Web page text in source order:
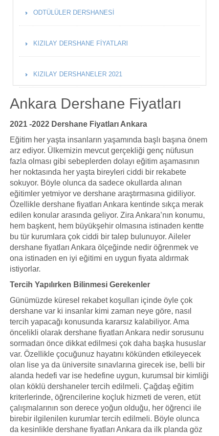
ODTÜLÜLER DERSHANESI
KIZILAY DERSHANE FIYATLARI
KIZILAY DERSHANELER 2021
Ankara Dershane Fiyatları
2021 -2022 Dershane Fiyatları Ankara
Eğitim her yaşta insanların yaşamında başlı başına önem
arz ediyor. Ülkemizin mevcut gerçekliği genç nüfusun
fazla olması gibi sebeplerden dolayı eğitim aşamasının
her noktasında her yaşta bireyleri ciddi bir rekabete
sokuyor. Böyle olunca da sadece okullarda alınan
eğitimler yetmiyor ve dershane araştırmasına gidiliyor.
Özellikle dershane fiyatları Ankara kentinde sıkça merak
edilen konular arasında geliyor. Zira Ankara’nın konumu,
hem başkent, hem büyükşehir olmasına istinaden kentte
bu tür kurumlara çok ciddi bir talep bulunuyor. Aileler
dershane fiyatları Ankara ölçeğinde nedir öğrenmek ve
ona istinaden en iyi eğitimi en uygun fiyata aldırmak
istiyorlar.
Tercih Yapılırken Bilinmesi Gerekenler
Günümüzde küresel rekabet koşulları içinde öyle çok
dershane var ki insanlar kimi zaman neye göre, nasıl
tercih yapacağı konusunda kararsız kalabiliyor. Ama
öncelikli olarak dershane fiyatları Ankara nedir sorusunu
sormadan önce dikkat edilmesi çok daha başka hususlar
var. Özellikle çocuğunuz hayatını kökünden etkileyecek
olan lise ya da üniversite sınavlarına girecek ise, belli bir
alanda hedefi var ise hedefine uygun, kurumsal bir kimliği
olan köklü dershaneler tercih edilmeli. Çağdaş eğitim
kriterlerinde, öğrencilerine koçluk hizmeti de veren, etüt
çalışmalarının son derece yoğun olduğu, her öğrenci ile
birebir ilgilenilen kurumlar tercih edilmeli. Böyle olunca
da kesinlikle dershane fiyatları Ankara da ilk planda göz